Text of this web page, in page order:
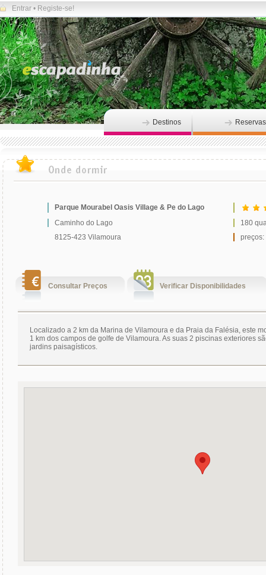
Entrar • Registe-se!
Destinos Reservas
Parque Mourabel Oasis Village & Pe do Lago
Caminho do Lago
180
8125-423 Vilamoura
preços:
Consultar Preços Verificar Disponibilidades
Localizado a 2 km da Marina de Vilamoura e da Praia da Falésia, este
1 km dos campos de golfe de Vilamoura. As suas 2 piscinas exteriores
jardins paisagísticos.